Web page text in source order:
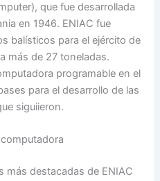
que fue desarrollada
en 1946. ENIAC fue
balísticos para el ejército de
más de 27 toneladas.
programable en el
para el desarrollo de las
siguiieron.
más destacadas de ENIAC